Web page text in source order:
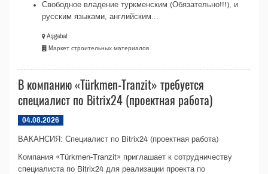
Свободное владение туркменским (Обязательно!!!), и
русским языками, английским...
Aşgabat
Mаркет строительных материалов
В компанию «Türkmen-Tranzit» требуется
специалист по Bitrix24 (проектная работа)
04.08.2026
ВАКАНСИЯ: Специалист по Bitrix24 (проектная работа)
Компания «Türkmen-Tranzit» приглашает к сотрудничеству
специалиста по Bitrix24 для реализации проекта по